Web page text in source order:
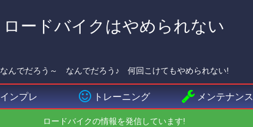
ロードバイクはやめられない
なんでだろう～ なんでだろう♪ 何回こけてもやめられない!
インプレ トレーニング メンテナンス
ロードバイクの情報を発信しています!